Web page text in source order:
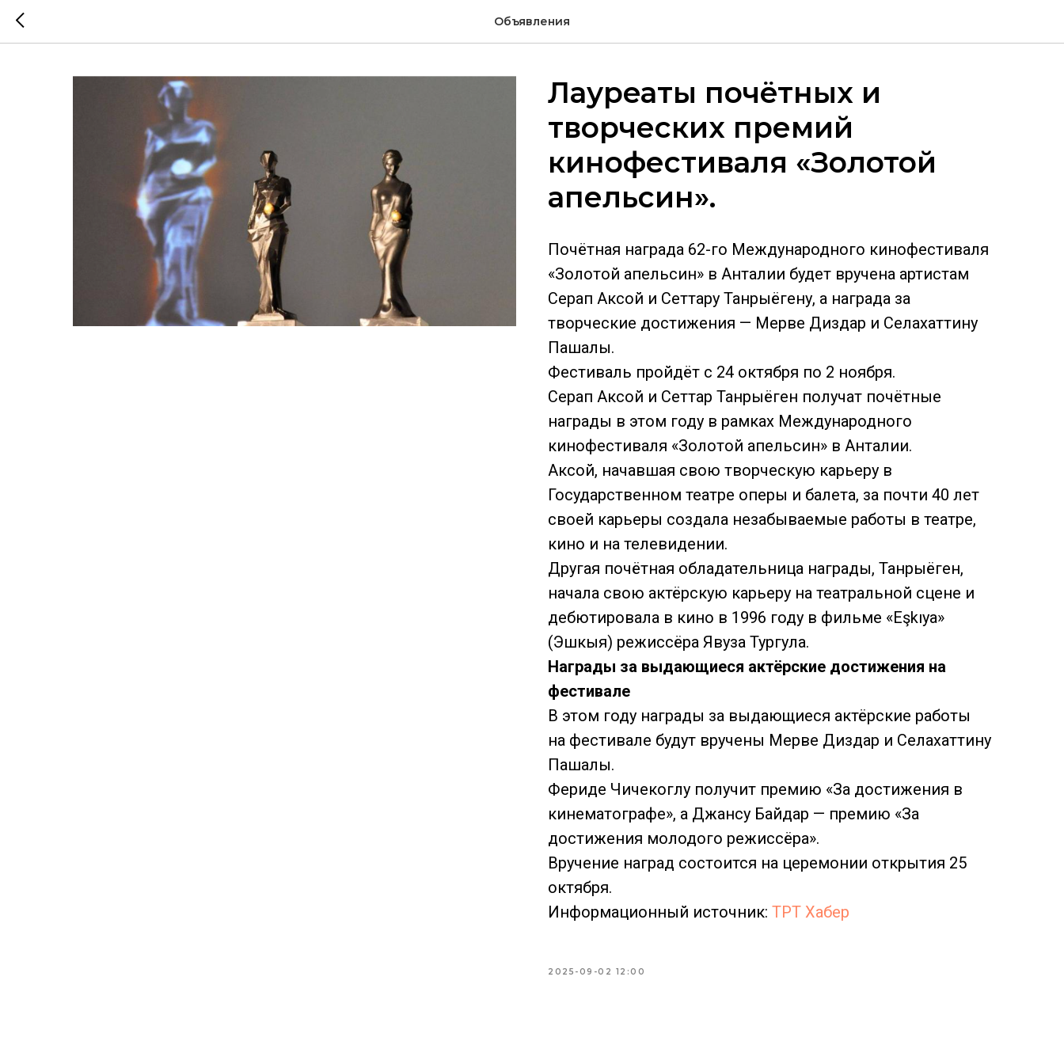
Объявления
Лауреаты почётных и
творческих премий
кинофестиваля «Золотой
апельсин».
Почётная награда 62-го Международного кинофестиваля
«Золотой апельсин» в Анталии будет вручена артистам
Серап Аксой и Сеттару Танрыёгену, а награда за
творческие достижения — Мерве Диздар и Селахаттину
Пашалы.
Фестиваль пройдёт с 24 октября по 2 ноября.
Серап Аксой и Сеттар Танрыёген получат почётные
награды в этом году в рамках Международного
кинофестиваля «Золотой апельсин» в Анталии.
Аксой, начавшая свою творческую карьеру в
Государственном театре оперы и балета, за почти 40 лет
своей карьеры создала незабываемые работы в театре,
кино и на телевидении.
Другая почётная обладательница награды, Танрыёген,
начала свою актёрскую карьеру на театральной сцене и
дебютировала в кино в 1996 году в фильме «Eşkıya»
(Эшкыя) режиссёра Явуза Тургула.
Награды за выдающиеся актёрские достижения на
фестивале
В этом году награды за выдающиеся актёрские работы
на фестивале будут вручены Мерве Диздар и Селахаттину
Пашалы.
Фериде Чичекоглу получит премию «За достижения в
кинематографе», а Джансу Байдар — премию «За
достижения молодого режиссёра».
Вручение наград состоится на церемонии открытия 25
октября.
Информационный источник: ТРТ Хабер
2025-09-02 12:00